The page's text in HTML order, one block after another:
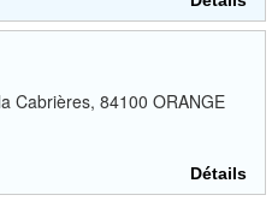
Cabrières, 84100 ORANGE
Détails